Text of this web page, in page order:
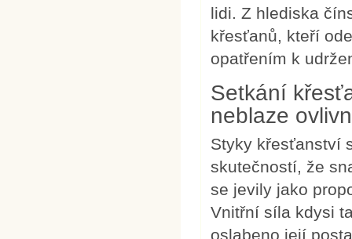
lidi. Z hlediska
křesťanů, kteří
opatřením k
Setkání
neblaze
Styky křesťanství
skutečností, že
se jevily jako
Vnitřní síla kdysi
oslabeno její